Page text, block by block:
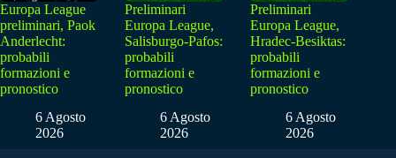
Europa League
preliminari, Paok
Anderlecht:
probabili
formazioni e
pronostico
6 Agosto
2026
Preliminari
Europa League,
Salisburgo-Pafos:
probabili
formazioni e
pronostico
6 Agosto
2026
Preliminari
Europa League,
Hradec-Besiktas:
probabili
formazioni e
pronostico
6 Agosto
2026